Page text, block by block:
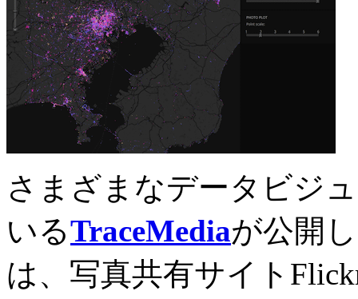
さまざまなデータビジ
いるTraceMediaが公開
は、写真共有サイト